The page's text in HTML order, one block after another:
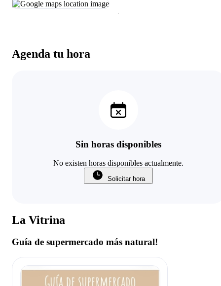
Agenda tu hora
Sin horas disponibles
No existen horas disponibles actualmente.
Solicitar hora
La Vitrina
Guía de supermercado más natural!